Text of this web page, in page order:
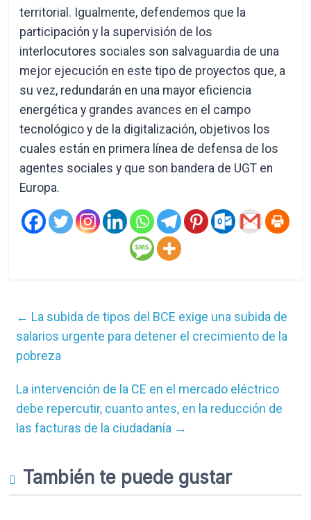
territorial. Igualmente, defendemos que la
participación y la supervisión de los
interlocutores sociales son salvaguardia de una
mejor ejecución en este tipo de proyectos que, a
su vez, redundarán en una mayor eficiencia
energética y grandes avances en el campo
tecnológico y de la digitalización, objetivos los
cuales están en primera línea de defensa de los
agentes sociales y que son bandera de UGT en
Europa.
← La subida de tipos del BCE exige una subida de
salarios urgente para detener el crecimiento de la
pobreza
La intervención de la CE en el mercado eléctrico
debe repercutir, cuanto antes, en la reducción de
las facturas de la ciudadanía →
También te puede gustar